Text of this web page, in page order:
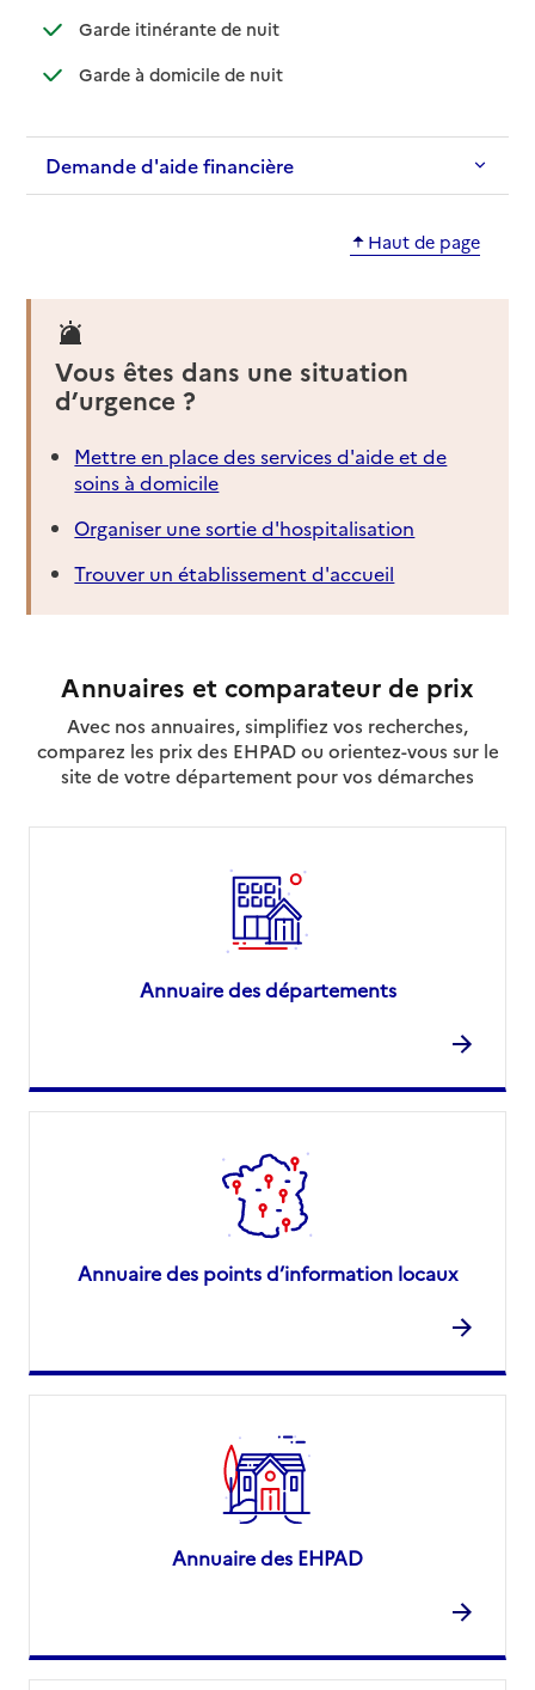
Garde itinérante de nuit: disponible
: non disponible
Garde à domicile de nuit: disponible
: non disponible
Demande d'aide financière
Haut de page
Vous êtes dans une situation
d’urgence ?
Mettre en place des services d'aide et de
soins à domicile
Organiser une sortie d'hospitalisation
Trouver un établissement d'accueil
Annuaires et comparateur de prix
Avec nos annuaires, simplifiez vos recherches,
comparez les prix des EHPAD ou orientez-vous sur le
site de votre département pour vos démarches
Annuaire des départements
Annuaire des points d’information locaux
Annuaire des EHPAD